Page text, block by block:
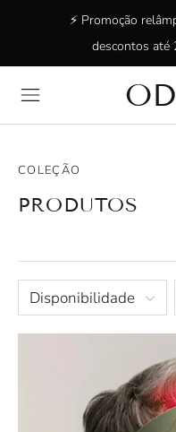
✨ Mais de 15.000
⚡ Promoção
descontos até
COLEÇÃO
PRODUTOS
Disponibilidade